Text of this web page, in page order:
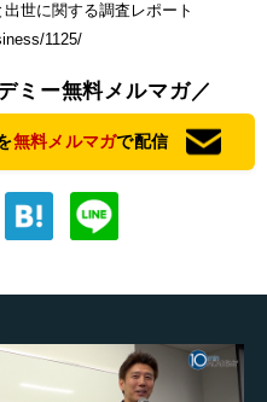
世に関する調査レポート
1125/
ミー無料メルマガ／
無料メルマガで配信